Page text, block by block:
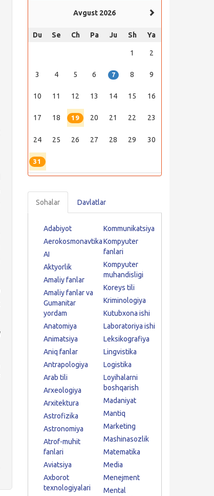
Avgust 2026
Du Se Ch Pa Ju Sh Ya
1 2
3 4 5 6 7 8 9
10 11 12 13 14 15 16
17 18 19 20 21 22 23
24 25 26 27 28 29 30
31
Sohalar Davlatlar
Adabiyot
Aerokosmonavtika
AI
Aktyorlik
Amaliy fanlar
Amaliy fanlar va
Gumanitar
yordam
Anatomiya
Animatsiya
Aniq fanlar
Antrapologiya
Arab tili
Arxeologiya
Arxitektura
Astrofizika
Astronomiya
Atrof-muhit
fanlari
Aviatsiya
Axborot
texnologiyalari
Kommunikatsiya
Kompyuter
fanlari
Kompyuter
muhandisligi
Koreys tili
Kriminologiya
Kutubxona ishi
Laboratoriya ishi
Leksikografiya
Lingvistika
Logistika
Loyihalarni
boshqarish
Madaniyat
Mantiq
Marketing
Mashinasozlik
Matematika
Media
Menejment
Mental